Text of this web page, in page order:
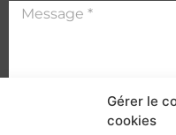
Gérer le
cookies